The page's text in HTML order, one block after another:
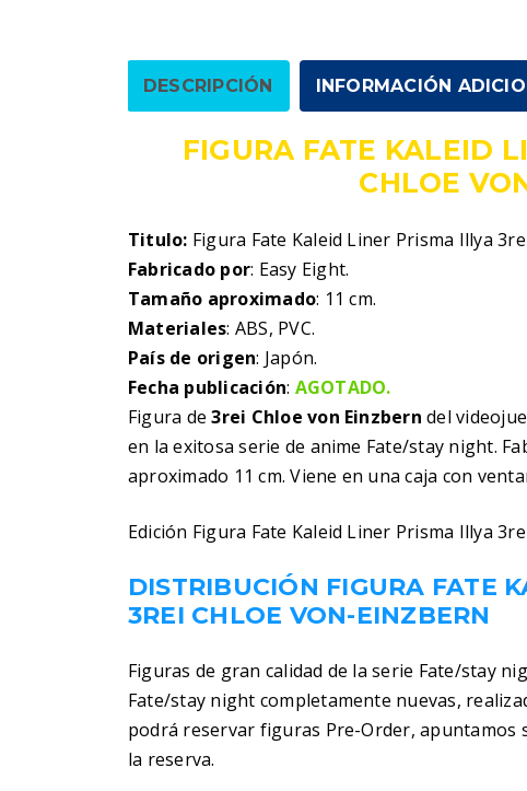
DESCRIPCIÓN INFORMACIÓN
FIGURA FATE KALEID
CHLOE
Titulo: Figura Fate Kaleid Liner Prisma Illya
Fabricado por: Easy Eight.
Tamaño aproximado: 11 cm.
Materiales: ABS, PVC.
País de origen: Japón.
Fecha publicación: AGOTADO.
Figura de3rei Chloe von Einzbern del
en la exitosa serie de anime Fate/stay night.
aproximado 11 cm. Viene en una caja con
Edición Figura Fate Kaleid Liner Prisma Illya
DISTRIBUCIÓN FIGURA FATE
3REI CHLOE VON-EINZBERN
Figuras de gran calidad de la serie Fate/stay
Fate/stay night completamente nuevas,
podrá reservar figuras Pre-Order, apuntamos
la reserva.